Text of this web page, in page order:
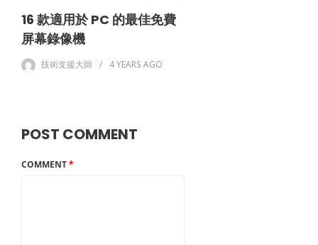
16 款適用於 PC 的最佳免費
屏幕錄像機
技術支援大師 4 YEARS AGO
POST COMMENT
COMMENT*